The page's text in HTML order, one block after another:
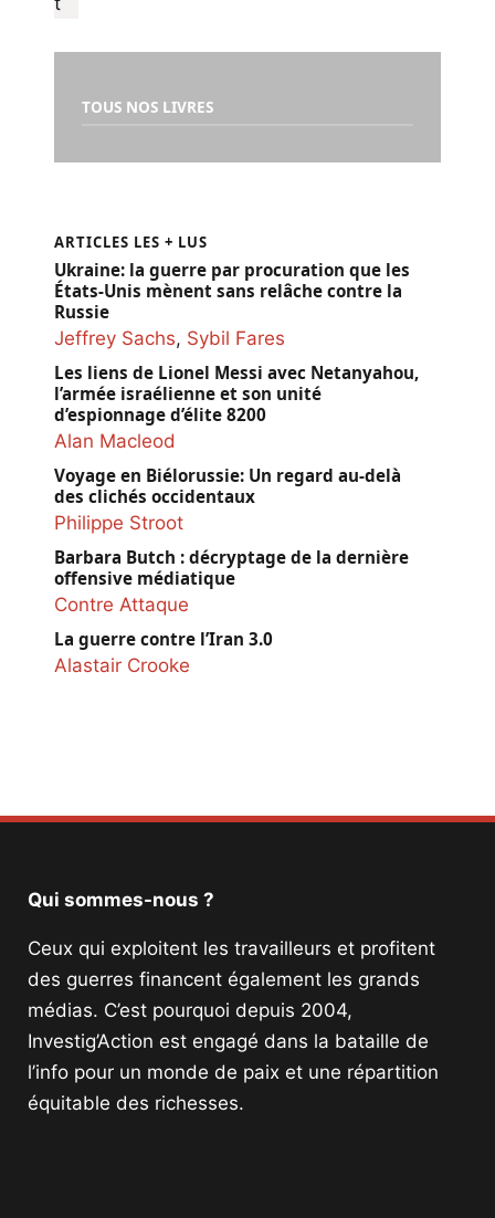
TOUS NOS LIVRES
ARTICLES LES + LUS
Ukraine: la guerre par procuration que les
États-Unis mènent sans relâche contre la
Russie
Jeffrey Sachs, Sybil Fares
Les liens de Lionel Messi avec Netanyahou,
l’armée israélienne et son unité
d’espionnage d’élite 8200
Alan Macleod
Voyage en Biélorussie: Un regard au-delà
des clichés occidentaux
Philippe Stroot
Barbara Butch : décryptage de la dernière
offensive médiatique
Contre Attaque
La guerre contre l’Iran 3.0
Alastair Crooke
Qui sommes-nous ?
Ceux qui exploitent les travailleurs et profitent
des guerres financent également les grands
médias. C’est pourquoi depuis 2004,
Investig’Action est engagé dans la bataille de
l’info pour un monde de paix et une répartition
équitable des richesses.